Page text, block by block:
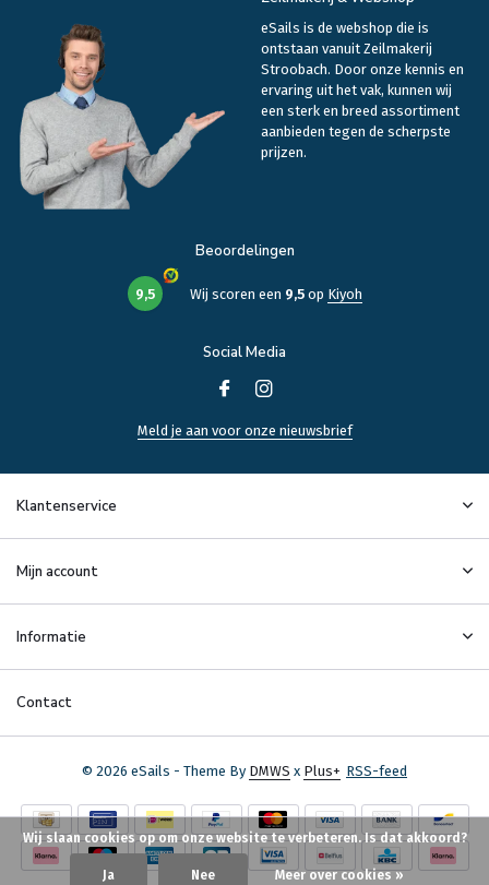
eSails is de webshop die is
ontstaan vanuit Zeilmakerij
Stroobach. Door onze kennis en
ervaring uit het vak, kunnen wij
een sterk en breed assortiment
aanbieden tegen de scherpste
prijzen.
Beoordelingen
9,5 Wij scoren een 9,5op Kiyoh
Social Media
Meld je aan voor onze nieuwsbrief
Klantenservice
Mijn account
Informatie
Contact
© 2026 eSails - Theme By DMWS x Plus+ RSS-feed
Wij slaan cookies op om onze website te verbeteren. Is dat akkoord?
Ja Nee Meer over cookies »